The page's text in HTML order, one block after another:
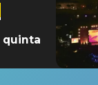
quinta